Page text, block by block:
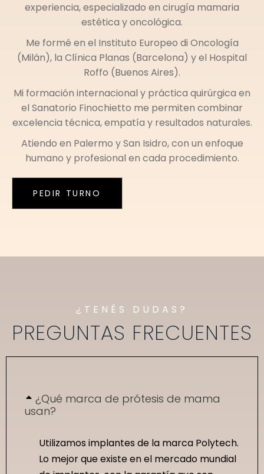
experiencia, especializado en cirugía mamaria
estética y oncológica.
Me formé en el Instituto Europeo di Oncología
(Milán), la Clínica Planas (Barcelona) y el Hospital
Roffo (Buenos Aires).
Mi formación internacional y práctica quirúrgica en
el Sanatorio Finochietto me permiten combinar
excelencia técnica, empatía y resultados naturales.
Atiendo en Palermo ySan Isidro, con un enfoque
humano y profesional en cada procedimiento.
PEDIR TURNO
¿TENÉS DUDAS?
PREGUNTAS FRECUENTES
¿Qué marca de prótesis de mama
usan?
Utilizamos implantes de la marca Polytech.
Lo mejor que existe en el mercado mundial